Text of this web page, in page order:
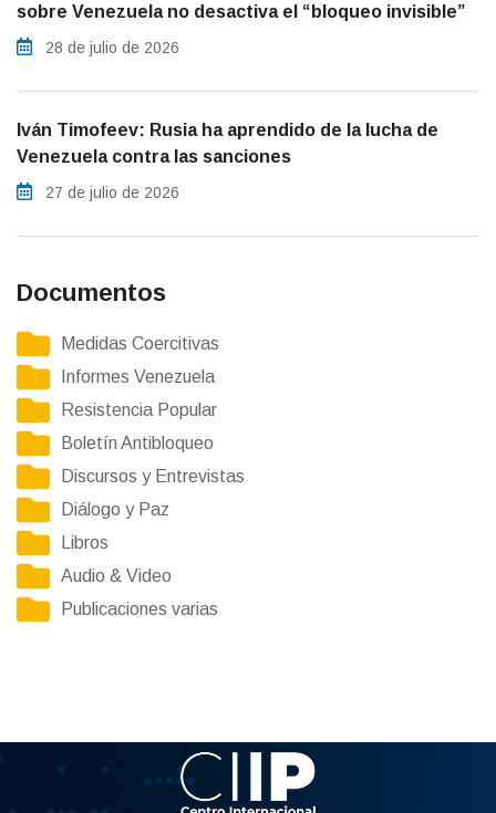
sobre Venezuela no desactiva el “bloqueo invisible”
28 de julio de 2026
Iván Timofeev: Rusia ha aprendido de la lucha de
Venezuela contra las sanciones
27 de julio de 2026
Documentos
Medidas Coercitivas
Informes Venezuela
Resistencia Popular
Boletín Antibloqueo
Discursos y Entrevistas
Diálogo y Paz
Libros
Audio & Video
Publicaciones varias